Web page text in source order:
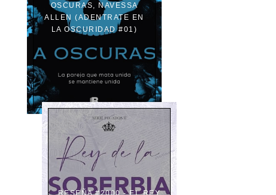
OSCURAS, NAVESSA
ALLEN (ADENTRATE EN
LA OSCURIDAD #01)